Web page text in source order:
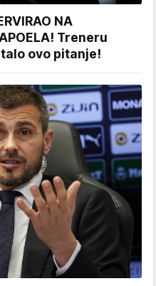
NA
Treneru
ovo pitanje!